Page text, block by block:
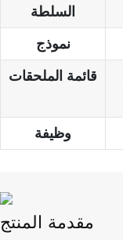
السلطة
نموذج
قائمة الملحقات
وظيفة